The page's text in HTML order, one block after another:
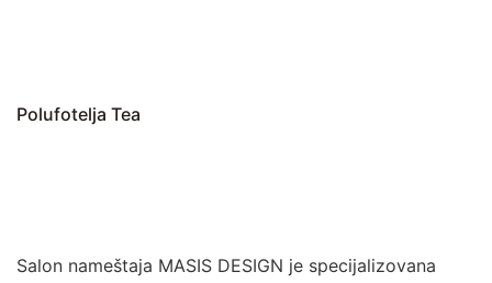
Polufotelja Tea
Salon nameštaja MASIS DESIGN je specijalizovana